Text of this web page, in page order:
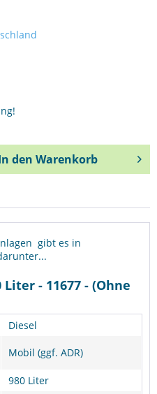
den Warenkorb
gibt es in
Liter - 11677 - (Ohne
Diesel
Mobil (ggf. ADR)
980 Liter